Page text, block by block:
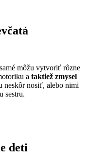
môžu vytvoriť rôzne
a taktiež zmysel
neskôr nosiť, alebo nimi
sestru.
deti